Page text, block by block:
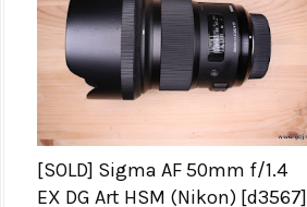
[SOLD] Sigma AF 50mm f/1.4
EX DG Art HSM (Nikon) [d3567]